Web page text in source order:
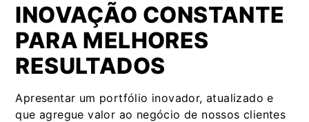
INOVAÇÃO CONSTANTE
PARA MELHORES
RESULTADOS
Apresentar um portfólio inovador, atualizado e
que agregue valor ao negócio de nossos clientes